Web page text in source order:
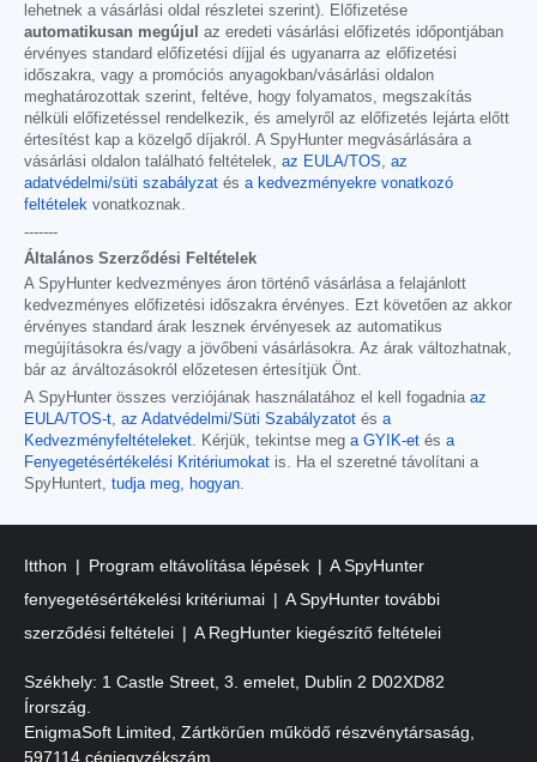
lehetnek a vásárlási oldal részletei szerint). Előfizetése
automatikusan megújul
az eredeti vásárlási előfizetés időpontjában
érvényes standard előfizetési díjjal és ugyanarra az előfizetési
időszakra, vagy a promóciós anyagokban/vásárlási oldalon
meghatározottak szerint, feltéve, hogy folyamatos, megszakítás
nélküli előfizetéssel rendelkezik, és amelyről az előfizetés lejárta előtt
értesítést kap a közelgő díjakról. A SpyHunter megvásárlására a
vásárlási oldalon található feltételek, az EULA/TOS, az
adatvédelmi/süti szabályzat és a kedvezményekre vonatkozó
feltételek vonatkoznak.
-------
Általános Szerződési Feltételek
A SpyHunter kedvezményes áron történő vásárlása a felajánlott
kedvezményes előfizetési időszakra érvényes. Ezt követően az akkor
érvényes standard árak lesznek érvényesek az automatikus
megújításokra és/vagy a jövőbeni vásárlásokra. Az árak változhatnak,
bár az árváltozásokról előzetesen értesítjük Önt.
A SpyHunter összes verziójának használatához el kell fogadnia az
EULA/TOS-t, az Adatvédelmi/Süti Szabályzatot és a
Kedvezményfeltételeket. Kérjük, tekintse meg a GYIK-et és a
Fenyegetésértékelési Kritériumokat is. Ha el szeretné távolítani a
SpyHuntert, tudja meg, hogyan.
Itthon Program eltávolítása lépések
A SpyHunter
fenyegetésértékelési kritériumai
A SpyHunter további
szerződési feltételei
A RegHunter kiegészítő feltételei
Székhely: 1 Castle Street, 3. emelet, Dublin 2 D02XD82
Írország.
EnigmaSoft Limited, Zártkörűen működő részvénytársaság,
597114 cégjegyzékszám.